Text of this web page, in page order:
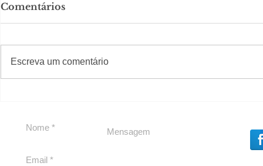
reforçam apoio a
Cláudio Mitidieri
Comentários
Escreva um comentário
#Sugestões